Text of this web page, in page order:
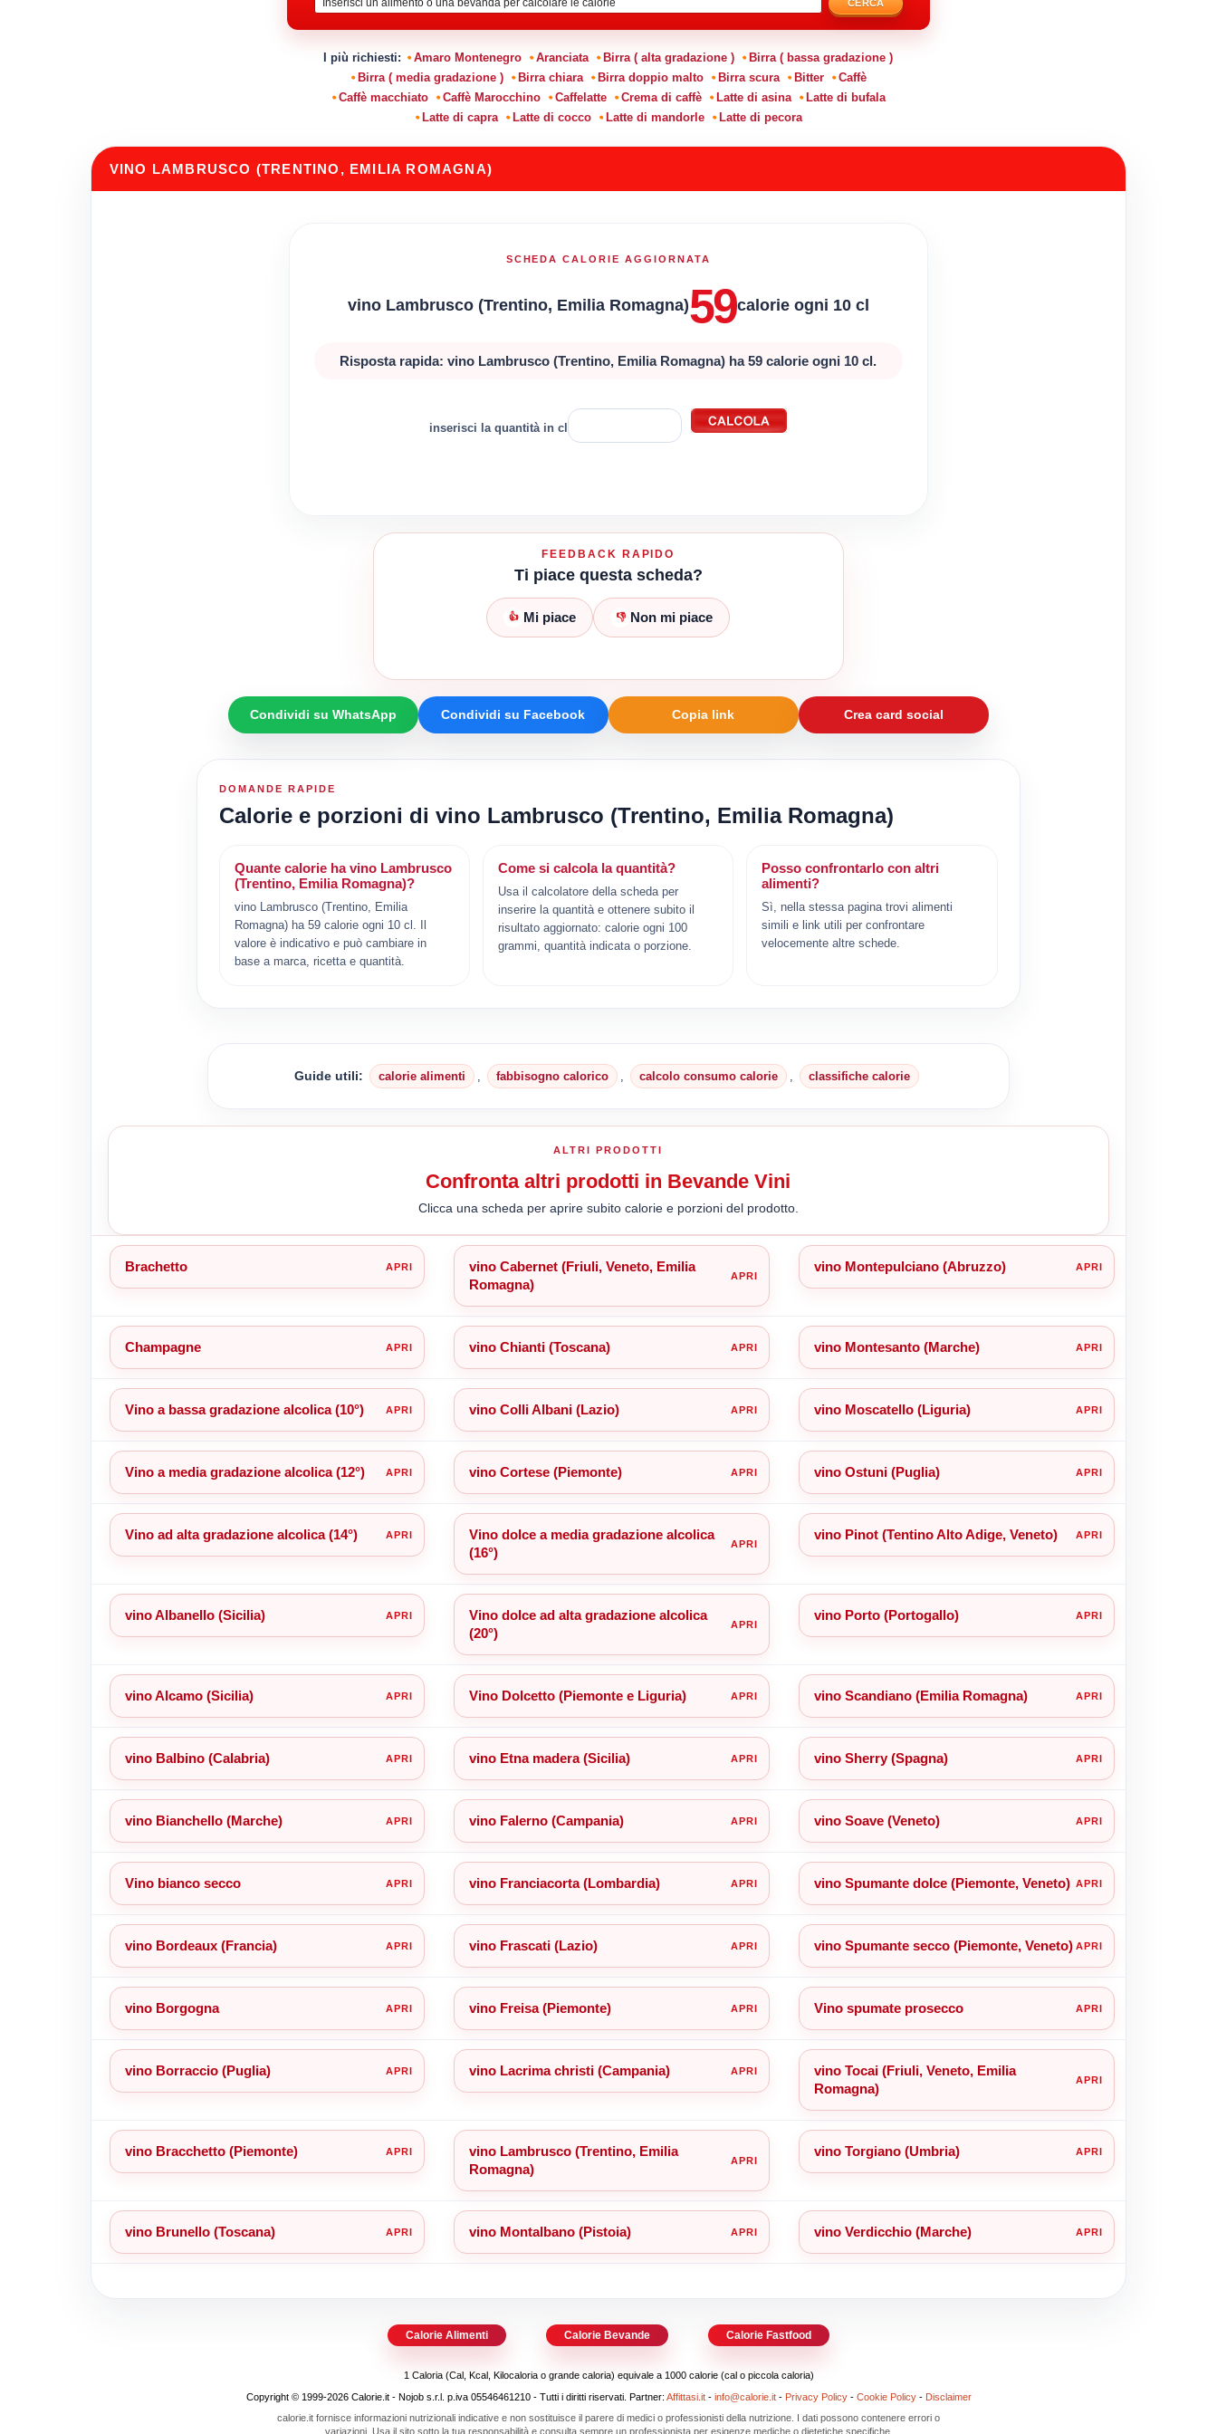
CERCA
I più richiesti: Amaro Montenegro Aranciata Birra ( alta gradazione )
Birra ( bassa gradazione )
Birra ( media gradazione )
Birra chiara Birra doppio malto Birra scura Bitter
Caffè
Caffè macchiato
Caffè Marocchino Caffelatte Crema di caffè Latte di asina
Latte di bufala
Latte di capra
Latte di cocco Latte di mandorle Latte di pecora
VINO LAMBRUSCO (TRENTINO, EMILIA ROMAGNA)
SCHEDA CALORIE AGGIORNATA
vino Lambrusco (Trentino, Emilia Romagna)59calorie ogni 10 cl
Risposta rapida: vino Lambrusco (Trentino, Emilia Romagna) ha 59 calorie ogni 10 cl.
inserisci la quantità in cl
FEEDBACK RAPIDO
Ti piace questa scheda?
👍 Mi piace 👎 Non mi piace
Condividi su WhatsApp Condividi su Facebook Copia link Crea card social
DOMANDE RAPIDE
Calorie e porzioni di vino Lambrusco (Trentino, Emilia Romagna)
Quante calorie ha vino Lambrusco
(Trentino, Emilia Romagna)?
vino Lambrusco (Trentino, Emilia
Romagna) ha 59 calorie ogni 10 cl. Il
valore è indicativo e può cambiare in
base a marca, ricetta e quantità.
Come si calcola la quantità?
Usa il calcolatore della scheda per
inserire la quantità e ottenere subito il
risultato aggiornato: calorie ogni 100
grammi, quantità indicata o porzione.
Posso confrontarlo con altri
alimenti?
Sì, nella stessa pagina trovi alimenti
simili e link utili per confrontare
velocemente altre schede.
Guide utili: calorie alimenti fabbisogno calorico calcolo consumo calorie classifiche calorie
ALTRI PRODOTTI
Confronta altri prodotti in Bevande Vini
Clicca una scheda per aprire subito calorie e porzioni del prodotto.
Brachetto
vino Cabernet (Friuli, Veneto, Emilia
Romagna)
vino Montepulciano (Abruzzo)
Champagne vino Chianti (Toscana) vino Montesanto (Marche)
Vino a bassa gradazione alcolica (10°) vino Colli Albani (Lazio) vino Moscatello (Liguria)
Vino a media gradazione alcolica (12°) vino Cortese (Piemonte) vino Ostuni (Puglia)
Vino ad alta gradazione alcolica (14°)
Vino dolce a media gradazione alcolica
(16°)
vino Pinot (Tentino Alto Adige, Veneto)
vino Albanello (Sicilia)
Vino dolce ad alta gradazione alcolica
(20°)
vino Porto (Portogallo)
vino Alcamo (Sicilia) Vino Dolcetto (Piemonte e Liguria) vino Scandiano (Emilia Romagna)
vino Balbino (Calabria) vino Etna madera (Sicilia) vino Sherry (Spagna)
vino Bianchello (Marche) vino Falerno (Campania) vino Soave (Veneto)
Vino bianco secco vino Franciacorta (Lombardia) vino Spumante dolce (Piemonte, Veneto)
vino Bordeaux (Francia) vino Frascati (Lazio) vino Spumante secco (Piemonte, Veneto)
vino Borgogna vino Freisa (Piemonte) Vino spumate prosecco
vino Borraccio (Puglia) vino Lacrima christi (Campania)
vino Tocai (Friuli, Veneto, Emilia
Romagna)
vino Bracchetto (Piemonte)
vino Lambrusco (Trentino, Emilia
Romagna)
vino Torgiano (Umbria)
vino Brunello (Toscana) vino Montalbano (Pistoia) vino Verdicchio (Marche)
Calorie Alimenti Calorie Bevande Calorie Fastfood
1 Caloria (Cal, Kcal, Kilocaloria o grande caloria) equivale a 1000 calorie (cal o piccola caloria)
Copyright © 1999-2026 Calorie.it - Nojob s.r.l. p.iva 05546461210 - Tutti i diritti riservati. Partner: Affittasi.it- info@calorie.it- Privacy Policy- Cookie Policy- Disclaimer
calorie.it fornisce informazioni nutrizionali indicative e non sostituisce il parere di medici o professionisti della nutrizione. I dati possono contenere errori o
variazioni. Usa il sito sotto la tua responsabilità e consulta sempre un professionista per esigenze mediche o dietetiche specifiche.